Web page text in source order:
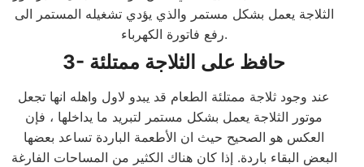
الثلاجة يعمل بشكل مستمر والذي يؤدي تشغيله المستمر الى
رفع فاتورة الكهرباء.
3- حافظ على الثلاجة ممتلئة
عند وجود ثلاجة ممتلئة الطعام قد يبدو لاول واهله انها تجعل
موتور الثلاجة يعمل بشكل مستمر لتبريد ما يداخلها ، فإن
العكس هو الصحيح حيث ان الأطعمة الباردة تساعد بعضها
البعض البقاء باردة. إذا كان هناك الكثير من المساحات الفارغة